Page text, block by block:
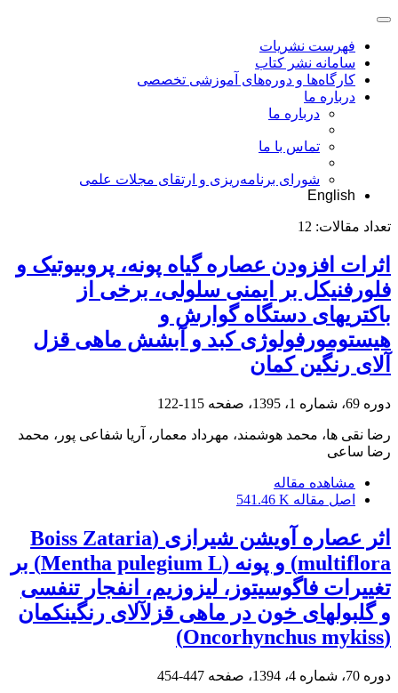
فهرست نشریات
سامانه نشر کتاب
کارگاه‌ها و دوره‌های آموزشی تخصصی
درباره ما
درباره ما
تماس با ما
شورای برنامه‌ریزی و ارتقای مجلات علمی
English
تعداد مقالات: 12
اثرات افزودن عصاره گیاه پونه، پروبیوتیک و
فلورفنیکل بر ایمنی سلولی، برخی از
باکتریهای دستگاه گوارش و
هیستومورفولوژی کبد و آبشش ماهی قزل
آلای رنگین کمان
دوره 69، شماره 1، 1395، صفحه 115-122
رضا نقی ها، محمد هوشمند، مهرداد معمار، آریا شفاعی پور، محمد
رضا ساعی
مشاهده مقاله
اصل مقاله 541.46 K
اثر عصاره آویشن شیرازی (Boiss Zataria
multiflora) و پونه (Mentha pulegium L) بر
تغییرات فاگوسیتوز، لیزوزیم، انفجار تنفسی
و گلبولهای خون در ماهی قزلآلای رنگینکمان
(Oncorhynchus mykiss)
دوره 70، شماره 4، 1394، صفحه 447-454